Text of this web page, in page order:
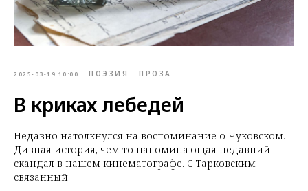
2025-03-19 10:00 ПОЭЗИЯ ПРОЗА
В криках лебедей
Недавно натолкнулся на воспоминание о Чуковском.
Дивная история, чем-то напоминающая недавний
скандал в нашем кинематографе. С Тарковским
связанный.